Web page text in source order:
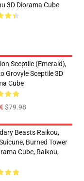
3D Diorama Cube
Sceptile (Emerald),
Grovyle Sceptile 3D
Cube
$79.98
Beasts Raikou,
Burned Tower
Cube, Raikou,